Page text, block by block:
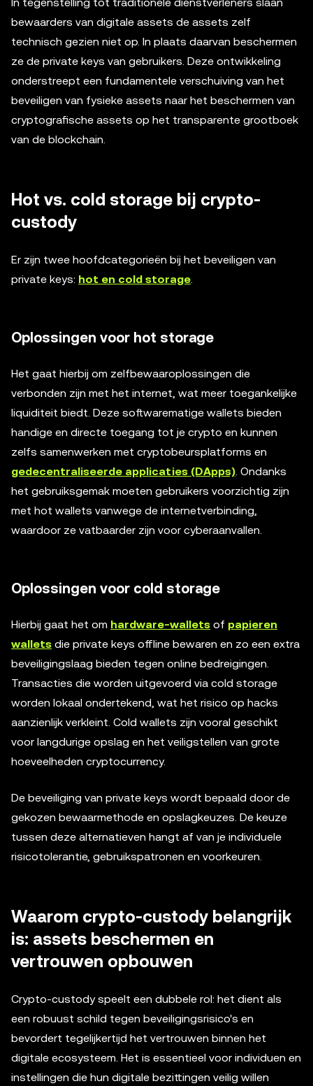
bewaarders van digitale assets de assets zelf
technisch gezien niet op. In plaats daarvan beschermen
ze de private keys van gebruikers. Deze ontwikkeling
onderstreept een fundamentele verschuiving van het
beveiligen van fysieke assets naar het beschermen van
cryptografische assets op het transparente grootboek
van de blockchain.
Hot vs. cold storage bij crypto-
custody
Er zijn twee hoofdcategorieën bij het beveiligen van
private keys: hot en cold storage.
Oplossingen voor hot storage
Het gaat hierbij om zelfbewaaroplossingen die
verbonden zijn met het internet, wat meer toegankelijke
liquiditeit biedt. Deze softwarematige wallets bieden
handige en directe toegang tot je crypto en kunnen
zelfs samenwerken met cryptobeursplatforms en
gedecentraliseerde applicaties (DApps). Ondanks
het gebruiksgemak moeten gebruikers voorzichtig zijn
met hot wallets vanwege de internetverbinding,
waardoor ze vatbaarder zijn voor cyberaanvallen.
Oplossingen voor cold storage
Hierbij gaat het om hardware-wallets of papieren
wallets die private keys offline bewaren en zo een extra
beveiligingslaag bieden tegen online bedreigingen.
Transacties die worden uitgevoerd via cold storage
worden lokaal ondertekend, wat het risico op hacks
aanzienlijk verkleint. Cold wallets zijn vooral geschikt
voor langdurige opslag en het veiligstellen van grote
hoeveelheden cryptocurrency.
De beveiliging van private keys wordt bepaald door de
gekozen bewaarmethode en opslagkeuzes. De keuze
tussen deze alternatieven hangt af van je individuele
risicotolerantie, gebruikspatronen en voorkeuren.
Waarom crypto-custody belangrijk
is: assets beschermen en
vertrouwen opbouwen
Crypto-custody speelt een dubbele rol: het dient als
een robuust schild tegen beveiligingsrisico's en
bevordert tegelijkertijd het vertrouwen binnen het
digitale ecosysteem. Het is essentieel voor individuen en
instellingen die hun digitale bezittingen veilig willen